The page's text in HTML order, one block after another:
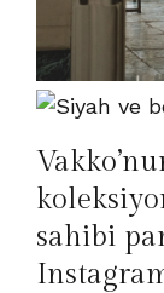
sahibi